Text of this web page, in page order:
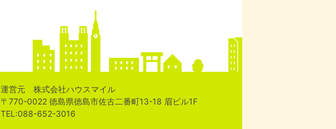
運営元 株式会社ハウスマイル
〒770-0022 徳島県徳島市佐古二番町13-18 眉ビル1F
TEL:088-652-3016